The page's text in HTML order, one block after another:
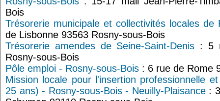
Bois
Trésorerie municipale et collectivités locales de
de Lisbonne 93563 Rosny-sous-Bois
Trésorerie amendes de Seine-Saint-Denis : 5
Rosny-sous-Bois
Pôle emploi - Rosny-sous-Bois : 6 rue de Rome
Mission locale pour l'insertion professionnelle
25 ans) - Rosny-sous-Bois - Neuilly-Plaisance: